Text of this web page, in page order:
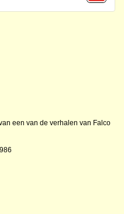
een van de verhalen van Falco